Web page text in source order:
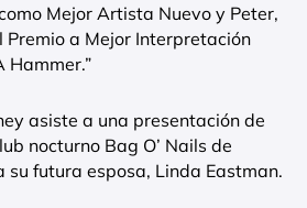
Mejor Artista Nuevo y Peter,
Premio a Mejor Interpretación
Hammer.”
asiste a una presentación de
nocturno Bag O’ Nails de
su futura esposa, Linda Eastman.